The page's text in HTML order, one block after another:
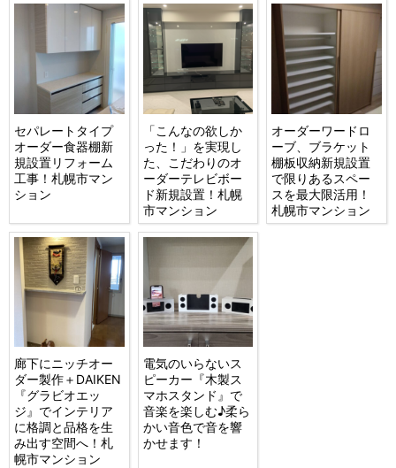
セパレートタイプ
オーダー食器棚新
規設置リフォーム
工事！札幌市マン
ション
「こんなの欲しか
った！」を実現し
た、こだわりのオ
ーダーテレビボー
ド新規設置！札幌
市マンション
オーダーワードロ
ーブ、ブラケット
棚板収納新規設置
で限りあるスペー
スを最大限活用！
札幌市マンション
廊下にニッチオー
ダー製作＋DAIKEN
『グラビオエッ
ジ』でインテリア
に格調と品格を生
み出す空間へ！札
幌市マンション
電気のいらないス
ピーカー『木製ス
マホスタンド』で
音楽を楽しむ♪柔ら
かい音色で音を響
かせます！